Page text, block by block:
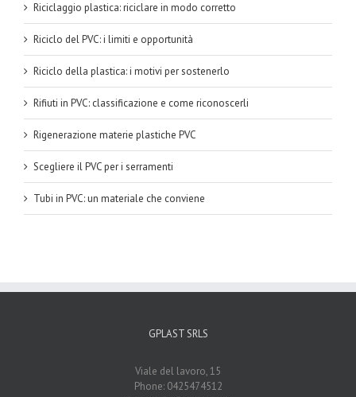
Riciclaggio plastica: riciclare in modo corretto
Riciclo del PVC: i limiti e opportunità
Riciclo della plastica: i motivi per sostenerlo
Rifiuti in PVC: classificazione e come riconoscerli
Rigenerazione materie plastiche PVC
Scegliere il PVC per i serramenti
Tubi in PVC: un materiale che conviene
GPLAST SRLS
Viale del lavoro, 15
Phone: 0425474512